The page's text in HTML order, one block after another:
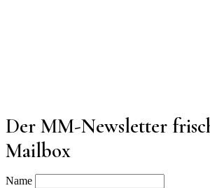
Der MM-Newsletter
Mailbox
Name